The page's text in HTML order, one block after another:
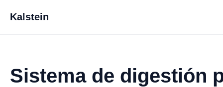
Kalstein
Sistema de digestión